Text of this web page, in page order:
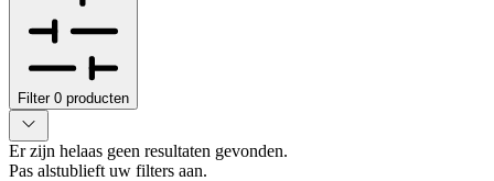
Filter 0 producten
Er zijn helaas geen resultaten gevonden.
Pas alstublieft uw filters aan.